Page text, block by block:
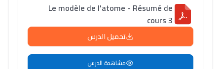
Le modèle de l'atome - Résumé de
cours 3
تحميل الدرس
مشاهدة الدرس